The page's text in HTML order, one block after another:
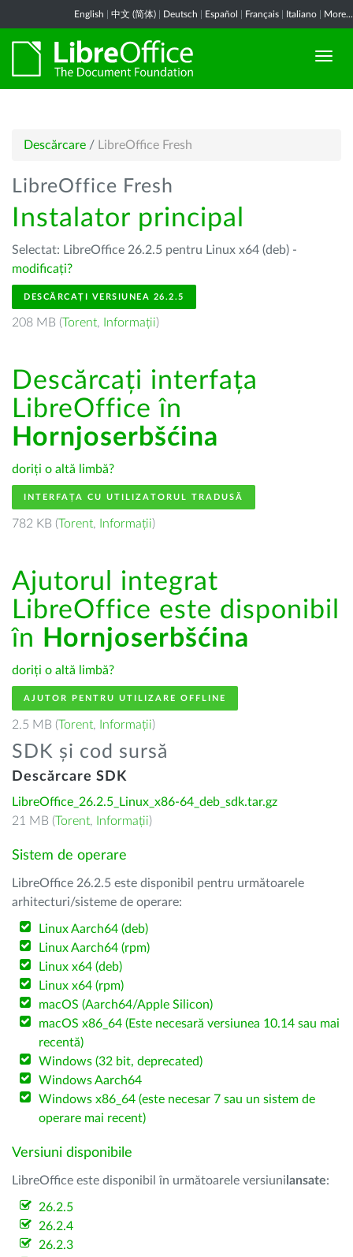
English 中文 (简体) Deutsch Español Français Italiano More...
Descărcare / LibreOffice Fresh
LibreOffice Fresh
Instalator principal
Selectat: LibreOffice 26.2.5 pentru Linux x64 (deb) -
modificați?
DESCĂRCAȚI VERSIUNEA 26.2.5
208 MB (Torent, Informații)
Descărcați interfața
LibreOffice în
Hornjoserbšćina
doriți o altă limbă?
INTERFAȚA CU UTILIZATORUL TRADUSĂ
782 KB (Torent, Informații)
Ajutorul integrat
LibreOffice este disponibil
în Hornjoserbšćina
doriți o altă limbă?
AJUTOR PENTRU UTILIZARE OFFLINE
2.5 MB (Torent, Informații)
SDK și cod sursă
Descărcare SDK
LibreOffice_26.2.5_Linux_x86-64_deb_sdk.tar.gz
21 MB (Torent, Informații)
Sistem de operare
LibreOffice 26.2.5 este disponibil pentru următoarele
arhitecturi/sisteme de operare:
Linux Aarch64 (deb)
Linux Aarch64 (rpm)
Linux x64 (deb)
Linux x64 (rpm)
macOS (Aarch64/Apple Silicon)
macOS x86_64 (Este necesară versiunea 10.14 sau mai
recentă)
Windows (32 bit, deprecated)
Windows Aarch64
Windows x86_64 (este necesar 7 sau un sistem de
operare mai recent)
Versiuni disponibile
LibreOffice este disponibil în următoarele versiuni lansate:
26.2.5
26.2.4
26.2.3